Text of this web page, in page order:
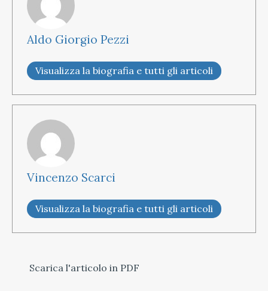
Aldo Giorgio Pezzi
Visualizza la biografia e tutti gli articoli
Vincenzo Scarci
Visualizza la biografia e tutti gli articoli
Scarica l'articolo in PDF